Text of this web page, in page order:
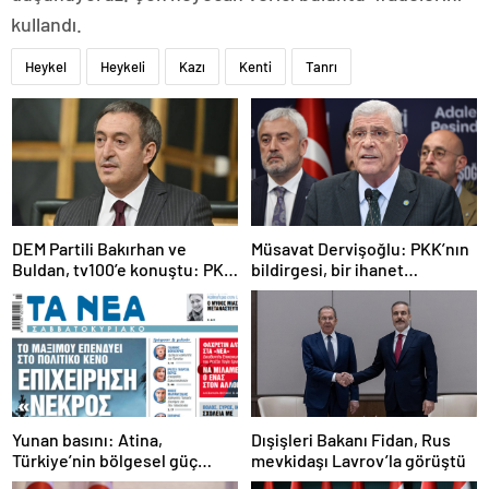
kullandı.
Heykel Heykeli Kazı Kenti Tanrı
DEM Partili Bakırhan ve
Buldan, tv100’e konuştu: PKK
ne zaman kendini feshedecek
Müsavat Dervişoğlu: PKK’nın
bildirgesi, bir ihanet
açıklamasıdır
Yunan basını: Atina,
Türkiye’nin bölgesel güç
olmasını durduramadı
Dışişleri Bakanı Fidan, Rus
mevkidaşı Lavrov’la görüştü